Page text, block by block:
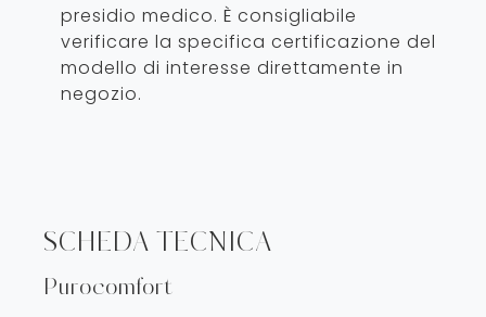
presidio medico. È consigliabile
verificare la specifica certificazione del
modello di interesse direttamente in
negozio.
SCHEDA TECNICA
Purocomfort